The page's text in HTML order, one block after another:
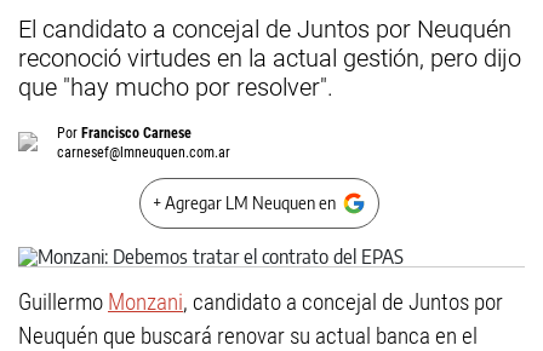
El candidato a concejal de Juntos por Neuquén
reconoció virtudes en la actual gestión, pero dijo
que "hay mucho por resolver".
Por Francisco Carnese
carnesef@lmneuquen.com.ar
+ Agregar LM Neuquen en
Guillermo Monzani, candidato a concejal de Juntos por
Neuquén que buscará renovar su actual banca en el